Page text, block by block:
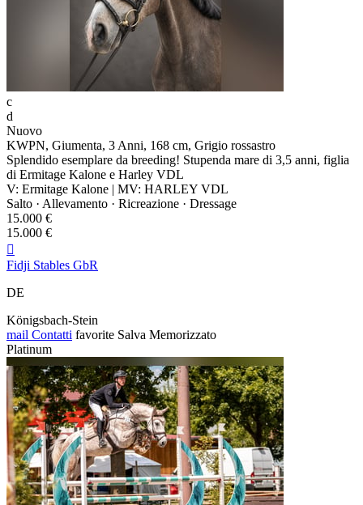
c
d
Nuovo
KWPN, Giumenta, 3 Anni, 168 cm, Grigio rossastro
Splendido esemplare da breeding! Stupenda mare di 3,5 anni, figlia
di Ermitage Kalone e Harley VDL
V: Ermitage Kalone | MV: HARLEY VDL
Salto · Allevamento · Ricreazione · Dressage
15.000 €
15.000 €

Fidji Stables GbR
DE
Königsbach-Stein
mail Contatti favorite Salva Memorizzato
Platinum